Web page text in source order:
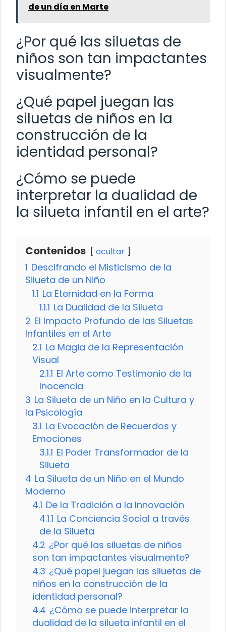
de un día en Marte
¿Por qué las siluetas de
niños son tan impactantes
visualmente?
¿Qué papel juegan las
siluetas de niños en la
construcción de la
identidad personal?
¿Cómo se puede
interpretar la dualidad de
la silueta infantil en el arte?
Contenidos ocultar
1 Descifrando el Misticismo de la
Silueta de un Niño
1.1 La Eternidad en la Forma
1.1.1 La Dualidad de la Silueta
2 El Impacto Profundo de las Siluetas
Infantiles en el Arte
2.1 La Magia de la Representación
Visual
2.1.1 El Arte como Testimonio de la
Inocencia
3 La Silueta de un Niño en la Cultura y
la Psicología
3.1 La Evocación de Recuerdos y
Emociones
3.1.1 El Poder Transformador de la
Silueta
4 La Silueta de un Niño en el Mundo
Moderno
4.1 De la Tradición a la Innovación
4.1.1 La Conciencia Social a través
de la Silueta
4.2 ¿Por qué las siluetas de niños
son tan impactantes visualmente?
4.3 ¿Qué papel juegan las siluetas de
niños en la construcción de la
identidad personal?
4.4 ¿Cómo se puede interpretar la
dualidad de la silueta infantil en el